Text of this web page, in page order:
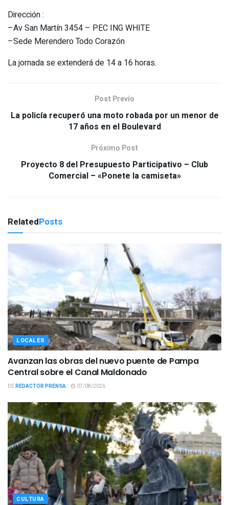
Dirección :
–Av San Martín 3454 – PEC ING WHITE
–Sede Merendero Todo Corazón
La jornada se extenderá de 14 a 16 horas.
Post Previo
La policía recuperó una moto robada por un menor de
17 años en el Boulevard
Próximo Post
Proyecto 8 del Presupuesto Participativo – Club
Comercial – «Ponete la camiseta»
RelatedPosts
LOCALES
Avanzan las obras del nuevo puente de Pampa
Central sobre el Canal Maldonado
DEREDACTOR PRENSA 07/08/2026
CULTURA